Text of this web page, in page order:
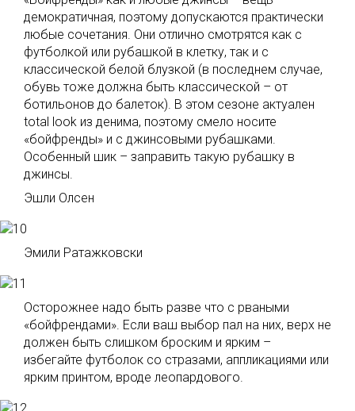
демократичная, поэтому допускаются практически
любые сочетания. Они отлично смотрятся как с
футболкой или рубашкой в клетку, так и с
классической белой блузкой (в последнем случае,
обувь тоже должна быть классической – от
ботильонов до балеток). В этом сезоне актуален
total look из денима, поэтому смело носите
«бойфренды» и с джинсовыми рубашками.
Особенный шик – заправить такую рубашку в
джинсы.
Эшли Олсен
Эмили Ратажковски
Осторожнее надо быть разве что с рваными
«бойфрендами». Если ваш выбор пал на них, верх не
должен быть слишком броским и ярким –
избегайте футболок со стразами, аппликациями или
ярким принтом, вроде леопардового.